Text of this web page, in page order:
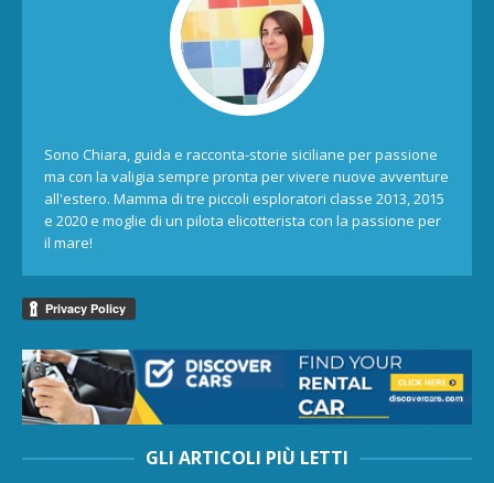
Sono Chiara, guida e racconta-storie siciliane per passione
ma con la valigia sempre pronta per vivere nuove avventure
all'estero. Mamma di tre piccoli esploratori classe 2013, 2015
e 2020 e moglie di un pilota elicotterista con la passione per
il mare!
GLI ARTICOLI PIÙ LETTI